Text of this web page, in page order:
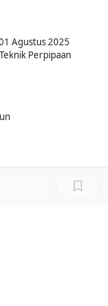
Agustus 2025
Perpipaan